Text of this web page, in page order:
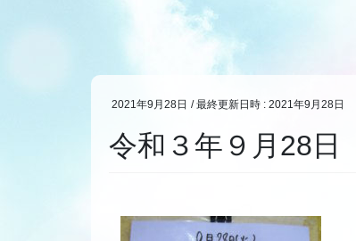
2021年9月28日 / 最終更新日時 : 2021年9月28日
令和３年９月28日